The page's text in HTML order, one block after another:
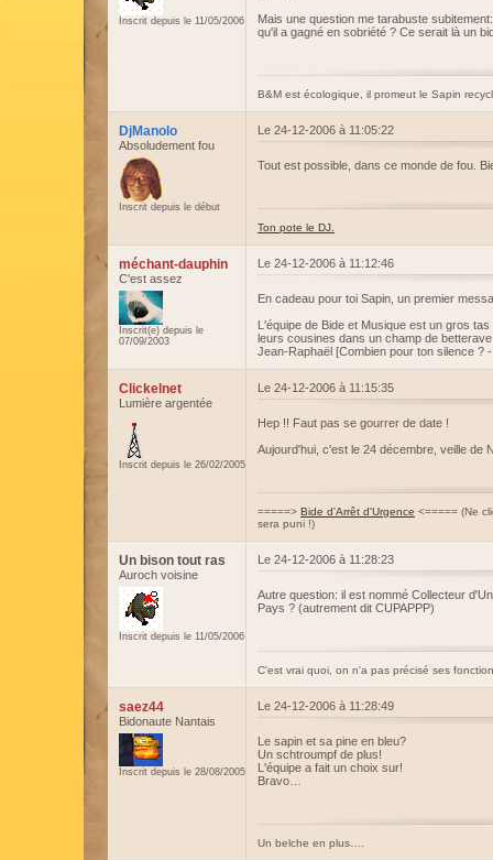
Inscrit depuis le 11/05/2006
Mais une question me tarabuste
qu'il a gagné en sobriété ? Ce serait là un
B&M est écologique, il promeut le Sapin
DjManolo
Absoludement fou
Inscrit depuis le début
Le 24-12-2006 à 11:05:22
Tout est possible, dans ce monde de fou.
Ton pote le DJ.
méchant-dauphin
C'est assez
Inscrit(e) depuis le
07/09/2003
Le 24-12-2006 à 11:12:46
En cadeau pour toi Sapin, un premier
L'équipe de Bide et Musique est un gros
leurs cousines dans un champ de
Jean-Raphaël [Combien pour ton silence ?
Clickelnet
Lumière argentée
Inscrit depuis le 26/02/2005
Le 24-12-2006 à 11:15:35
Hep !! Faut pas se gourrer de date !
Aujourd'hui, c'est le 24 décembre, veille de
=====> Bide d'Arrêt d'Urgence <===== (Ne
sera puni !)
Un bison tout ras
Auroch voisine
Inscrit depuis le 11/05/2006
Le 24-12-2006 à 11:28:23
Autre question: il est nommé Collecteur
Pays ? (autrement dit CUPAPPP)
C'est vrai quoi, on n'a pas précisé ses
saez44
Bidonaute Nantais
Inscrit depuis le 28/08/2005
Le 24-12-2006 à 11:28:49
Le sapin et sa pine en bleu?
Un schtroumpf de plus!
L'équipe a fait un choix sur!
Bravo…
Un belche en plus….